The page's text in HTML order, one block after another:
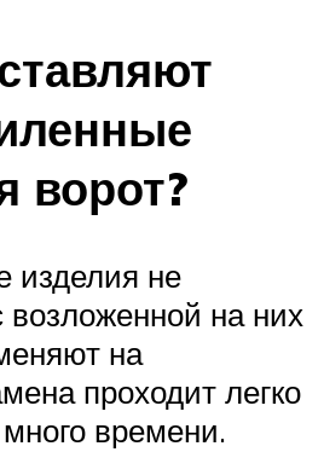
ворот?
изделия не
возложенной на них
на
проходит легко
времени.